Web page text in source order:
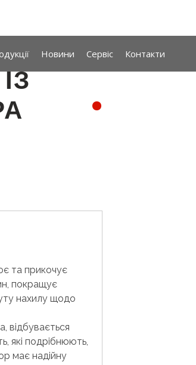
Новини Сервіс Контакти
та прикочує
покращує
нахилу щодо
відбувається
які подрібнюють,
має надійну